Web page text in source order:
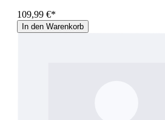
109,99 €*
In den Warenkorb